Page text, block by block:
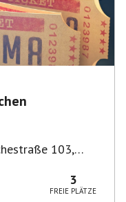
103,
3
FREIE PLÄTZE